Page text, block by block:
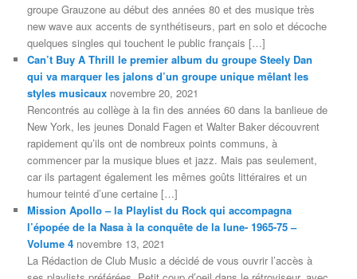
groupe Grauzone au début des années 80 et des musique très
new wave aux accents de synthétiseurs, part en solo et décoche
quelques singles qui touchent le public français […]
Can’t Buy A Thrill le premier album du groupe Steely Dan
qui va marquer les jalons d’un groupe unique mêlant les
styles musicaux novembre 20, 2021
Rencontrés au collège à la fin des années 60 dans la banlieue de
New York, les jeunes Donald Fagen et Walter Baker découvrent
rapidement qu’ils ont de nombreux points communs, à
commencer par la musique blues et jazz. Mais pas seulement,
car ils partagent également les mêmes goûts littéraires et un
humour teinté d’une certaine […]
Mission Apollo – la Playlist du Rock qui accompagna
l’épopée de la Nasa à la conquête de la lune- 1965-75 –
Volume 4 novembre 13, 2021
La Rédaction de Club Music a décidé de vous ouvrir l’accès à